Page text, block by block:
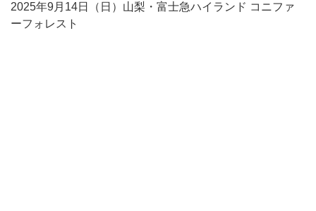
2025年9月14日（日）山梨・富士急ハイランド コニファ
ーフォレスト